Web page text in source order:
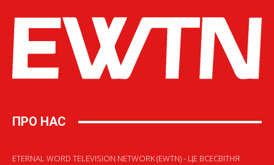
ПРО НАС
ETERNAL WORD TELEVISION NETWORK (EWTN) - ЦЕ ВСЕСВІТНЯ